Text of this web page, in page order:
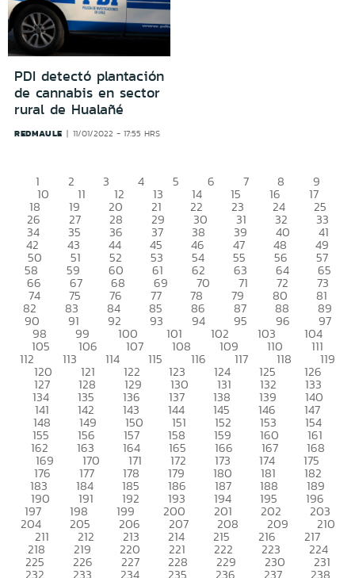
PDI detectó plantación
de cannabis en sector
rural de Hualañé
REDMAULE 11/01/2022 - 17:55 HRS
1 2 3 4 5 6 7 8 9
10 11 12 13 14 15 16 17
18 19 20 21 22 23 24 25
26 27 28 29 30 31 32 33
34 35 36 37 38 39 40 41
42 43 44 45 46 47 48 49
50 51 52 53 54 55 56 57
58 59 60 61 62 63 64 65
66 67 68 69 70 71 72 73
74 75 76 77 78 79 80 81
82 83 84 85 86 87 88 89
90 91 92 93 94 95 96 97
98 99 100 101 102 103 104
105 106 107 108 109 110 111
112 113 114 115 116 117 118 119
120 121 122 123 124 125 126
127 128 129 130 131 132 133
134 135 136 137 138 139 140
141 142 143 144 145 146 147
148 149 150 151 152 153 154
155 156 157 158 159 160 161
162 163 164 165 166 167 168
169 170 171 172 173 174 175
176 177 178 179 180 181 182
183 184 185 186 187 188 189
190 191 192 193 194 195 196
197 198 199 200 201 202 203
204 205 206 207 208 209 210
211 212 213 214 215 216 217
218 219 220 221 222 223 224
225 226 227 228 229 230 231
232 233 234 235 236 237 238